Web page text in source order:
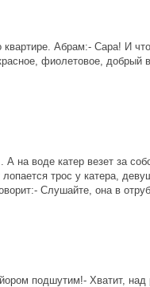
Абрам:- Сара! И
фиолетовое, добрый
на воде катер везет за
трос у катера,
Слушайте, она в
подшутим!- Хватит, над